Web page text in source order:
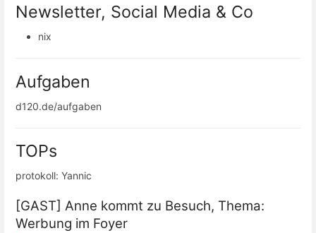
Newsletter, Social Media & Co
nix
Aufgaben
d120.de/aufgaben
TOPs
protokoll: Yannic
[GAST] Anne kommt zu Besuch, Thema:
Werbung im Foyer